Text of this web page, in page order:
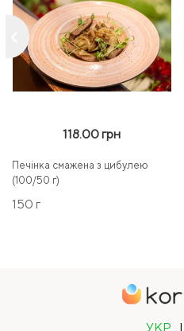
118.00 грн
Печінка смажена з цибулею
(100/50 г)
150 г
УКР |